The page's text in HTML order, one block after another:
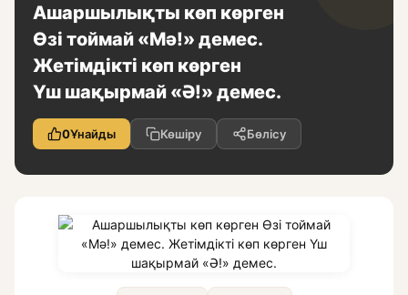
Ашаршылықты көп көрген
Өзі тоймай «Мә!» демес.
Жетімдікті көп көрген
Үш шақырмай «Ә!» демес.
0Ұнайды Көшіру Бөлісу